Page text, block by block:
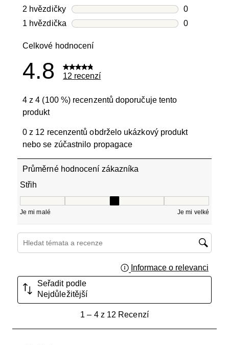
Počet
2 hvězdičkyhvězdičky
0
Počet
1 hvězdičkahvězdičky
0
Celkové hodnocení
4.8 12 recenzí
4 z 4 (100 %) recenzentů doporučuje tento
produkt
0 z 12 recenzentů obdrželo ukázkový produkt
nebo se zúčastnilo propagace
Průměrné hodnocení zákazníka
Střih
Je mi malé Je mi velké
Hledání témat a recenzí – oblast vyhledávání
Informace o relevanci
Seřadit podle
Nejdůležitější
1 – 4 z 12 Recenzí